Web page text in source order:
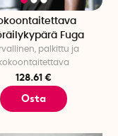
Fuga
palkittu ja
kokoontaitettava
128.61 €
Osta